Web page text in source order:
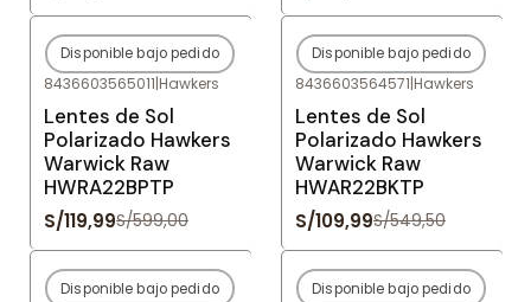
-80%OFF
Agotado
Disponible bajo pedido
8436603565011|Hawkers
Lentes de Sol
Polarizado Hawkers
Warwick Raw
HWRA22BPTP
S/119,99S/599,00
-80%OFF
Agotado
Disponible bajo pedido
8436603564571|Hawkers
Lentes de Sol
Polarizado Hawkers
Warwick Raw
HWAR22BKTP
S/109,99S/549,50
-80%OFF
Disponible bajo pedido -80%OFF
Disponible bajo pedido